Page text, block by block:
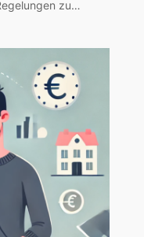
zu…